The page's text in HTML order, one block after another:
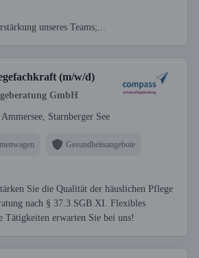
unseres Teams;...
(m/w/d)
GmbH
Starnberger See
Gesundheitsangebote
Sie die Qualität der häuslichen Pflege
nach § 37.3 SGB XI. Flexibles
Tätigkeiten erwarten Sie bei uns!